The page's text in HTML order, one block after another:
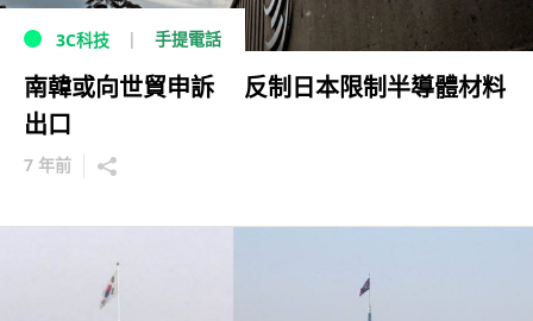
3C科技 手提電話
南韓或向世貿申訴 反制日本限制半導體材料
出口
7 年前